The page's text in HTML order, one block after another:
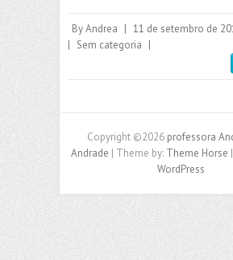
ByAndrea | 11 de setembro de
| Sem categoria |
Copyright ©2026 professora
Andrade | Theme by: Theme Horse
WordPress